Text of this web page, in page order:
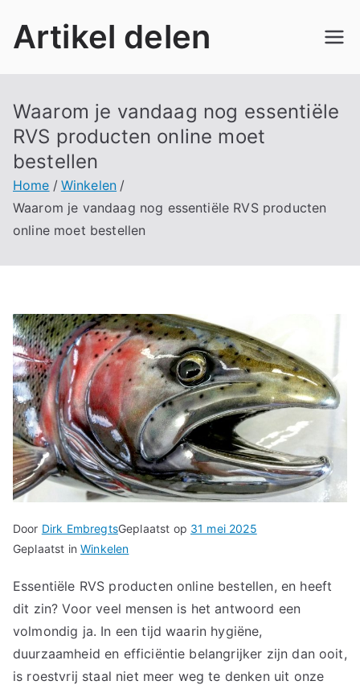
naarArtikel delen
Waarom je vandaag nog essentiële
RVS producten online moet
bestellen
Home
Winkelen
Waarom je vandaag nog essentiële RVS producten
online moet bestellen
Door Dirk EmbregtsGeplaatst op 31 mei 2025
Geplaatst inWinkelen
Essentiële RVS producten online bestellen, en heeft
dit zin? Voor veel mensen is het antwoord een
volmondig ja. In een tijd waarin hygiëne,
duurzaamheid en efficiëntie belangrijker zijn dan ooit,
is roestvrij staal niet meer weg te denken uit onze